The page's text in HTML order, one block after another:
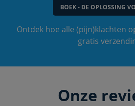
BOEK - DE OPLOSSING
Ontdek hoe alle (pijn)klachten
gratis
Onze